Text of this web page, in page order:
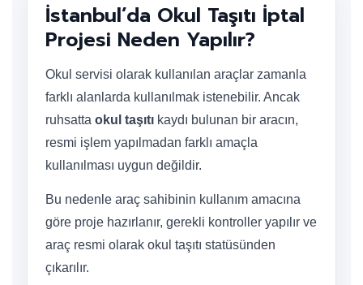
İstanbul’da Okul Taşıtı İptal
Projesi Neden Yapılır?
Okul servisi olarak kullanılan araçlar zamanla
farklı alanlarda kullanılmak istenebilir. Ancak
ruhsatta okul taşıtı kaydı bulunan bir aracın,
resmi işlem yapılmadan farklı amaçla
kullanılması uygun değildir.
Bu nedenle araç sahibinin kullanım amacına
göre proje hazırlanır, gerekli kontroller yapılır ve
araç resmi olarak okul taşıtı statüsünden
çıkarılır.